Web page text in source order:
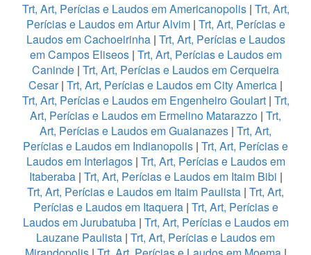
Trt, Art, Perícias e Laudos em Americanopolis | Trt, Art,
Perícias e Laudos em Artur Alvim | Trt, Art, Perícias e
Laudos em Cachoeirinha| Trt, Art, Perícias e Laudos
em Campos Eliseos | Trt, Art, Perícias e Laudos em
Caninde | Trt, Art, Perícias e Laudos em Cerqueira
Cesar| Trt, Art, Perícias e Laudos em City America |
Trt, Art, Perícias e Laudos em Engenheiro Goulart | Trt,
Art, Perícias e Laudos em Ermelino Matarazzo | Trt,
Art, Perícias e Laudos em Guaianazes | Trt, Art,
Perícias e Laudos em Indianopolis | Trt, Art, Perícias e
Laudos em Interlagos| Trt, Art, Perícias e Laudos em
Itaberaba| Trt, Art, Perícias e Laudos em Itaim Bibi |
Trt, Art, Perícias e Laudos em Itaim Paulista | Trt, Art,
Perícias e Laudos em Itaquera| Trt, Art, Perícias e
Laudos em Jurubatuba| Trt, Art, Perícias e Laudos em
Lauzane Paulista | Trt, Art, Perícias e Laudos em